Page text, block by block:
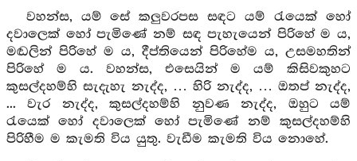
වහන්ස, යම් සේ කලුවරපස සඳට යම් රැයෙක් හෝ
දවාලෙක් හෝ පැමිණේ නම් සඳ පැහැයෙන් පිරිහේ ම ය,
මඬලින් පිරිහේ ම ය, දීප්තියෙන් පිරිහේම ය, උසමහතින්
පිරිහේ ම ය. වහන්ස, එසෙයින් ම යම් කිසිවකුහට
කුසල්දහම්හි සැදැහැ නැද්ද, … හිරි නැද්ද, … ඔතප් නැද්ද,
... වැර නැද්ද, කුසල්දහම්හි නුවණ නැද්ද, ඔහුට යම්
රැයෙක් හෝ දවාලෙක් හෝ පැමිණේ නම් කුසල්දහම්හි
පිරිහීම ම කැමති විය යුතු. වැඩීම කැමති විය නොහේ.